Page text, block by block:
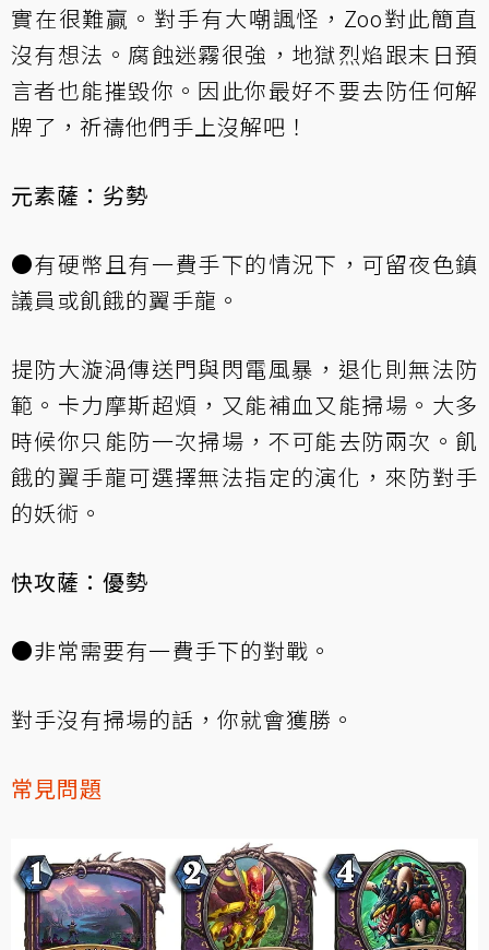
實在很難贏。對手有大嘲諷怪，Zoo對此簡直
沒有想法。腐蝕迷霧很強，地獄烈焰跟末日預
言者也能摧毀你。因此你最好不要去防任何解
牌了，祈禱他們手上沒解吧！
元素薩：劣勢
●有硬幣且有一費手下的情況下，可留夜色鎮
議員或飢餓的翼手龍。
提防大漩渦傳送門與閃電風暴，退化則無法防
範。卡力摩斯超煩，又能補血又能掃場。大多
時候你只能防一次掃場，不可能去防兩次。飢
餓的翼手龍可選擇無法指定的演化，來防對手
的妖術。
快攻薩：優勢
●非常需要有一費手下的對戰。
對手沒有掃場的話，你就會獲勝。
常見問題